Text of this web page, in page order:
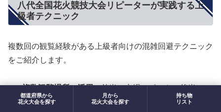
八代全国花火競技大会リピーターが実践する上
級者テクニック
複数回の観覧経験がある上級者向けの混雑回避テクニック
をご紹介します。
複数観覧場所の活用：前半は穴場スポット、後半は
メイン会場に移動
都道府県から
花火大会を探す
月から
花火大会を探す
持ち物
リスト